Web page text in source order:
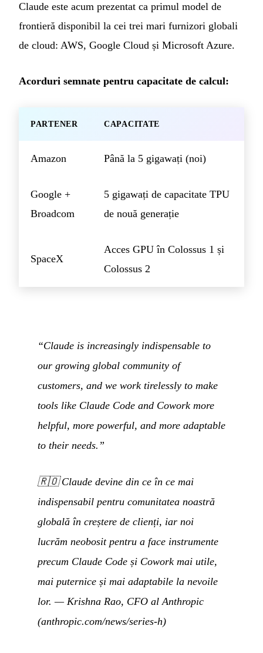
Claude este acum prezentat ca primul model de
frontieră disponibil la cei trei mari furnizori globali
de cloud: AWS, Google Cloud și Microsoft Azure.
Acorduri semnate pentru capacitate de calcul:
PARTENER CAPACITATE
Amazon Până la 5 gigawați (noi)
Google +
Broadcom
5 gigawați de capacitate TPU
de nouă generație
SpaceX
Acces GPU în Colossus 1 și
Colossus 2
“Claude is increasingly indispensable to
our growing global community of
customers, and we work tirelessly to make
tools like Claude Code and Cowork more
helpful, more powerful, and more adaptable
to their needs.”
🇷🇴Claude devine din ce în ce mai
indispensabil pentru comunitatea noastră
globală în creștere de clienți, iar noi
lucrăm neobosit pentru a face instrumente
precum Claude Code și Cowork mai utile,
mai puternice și mai adaptabile la nevoile
lor. — Krishna Rao, CFO al Anthropic
(anthropic.com/news/series-h)